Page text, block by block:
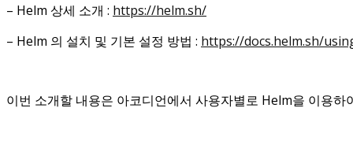
– Helm 상세 소개 : https://helm.sh/
– Helm 의 설치 및 기본 설정 방법 : https://docs.helm.sh/
이번 소개할 내용은 아코디언에서 사용자별로 Helm을 이용